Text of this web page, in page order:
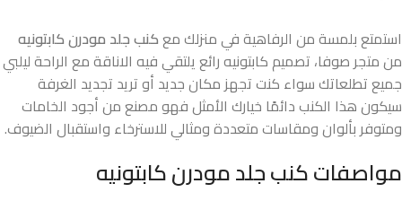
استمتع بلمسة من الرفاهية في منزلك معكنب جلد مودرن كابتونيه​
من متجر صوفا، تصميم كابتونيه رائع يلتقي فيه الاناقة مع الراحة ليلبي
جميع تطلعاتك سواء كنت تجهز مكان جديد أو تريد تجديد الغرفة
سيكون هذا الكنب دائمًا خيارك الأمثل فهو مصنع من أجود الخامات
ومتوفر بألوان ومقاسات متعددة ومثالي للاسترخاء واستقبال الضيوف.
مواصفات كنب جلد مودرن​ كابتونيه